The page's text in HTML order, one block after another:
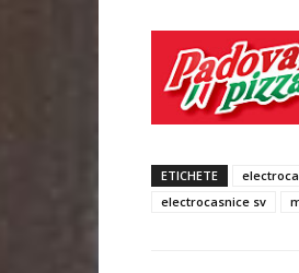
ETICHETE
electrocasnice sv